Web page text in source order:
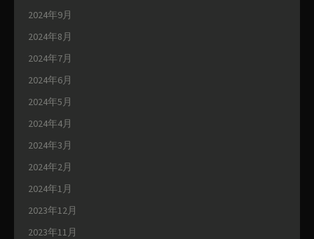
2024年9月
2024年8月
2024年7月
2024年6月
2024年5月
2024年4月
2024年3月
2024年2月
2024年1月
2023年12月
2023年11月